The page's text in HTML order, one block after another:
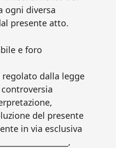
ogni diversa
presente atto.
e foro
dalla legge
del presente
in via esclusiva